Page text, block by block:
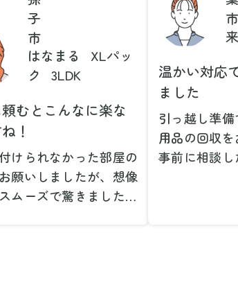
子
市
はなまる
XLパッ
ク
3LDK
むとこんなに楽な
！
けられなかった部屋の
願いしましたが、想像
ムーズで驚きました。
市
温かい対応
ました
引っ越し準
用品の回収を
事前に相談
いものが多
際よく対応